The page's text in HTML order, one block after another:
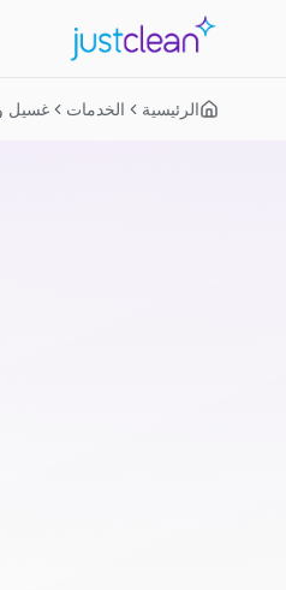
الرئيسية الخدمات غسيل